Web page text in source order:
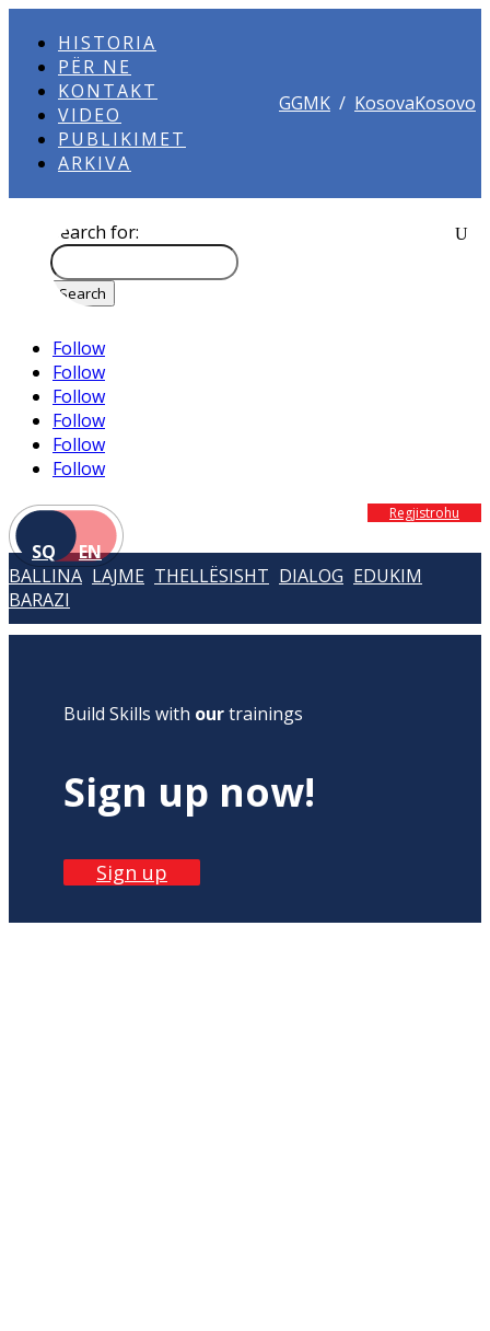
HISTORIA
PËR NE
KONTAKT
VIDEO
PUBLIKIMET
ARKIVA
GGMK / KosovaKosovo
Search for:
Follow
Follow
Follow
Follow
Follow
Follow
SQ EN
Regjistrohu
BALLINA LAJME THELLËSISHT DIALOG EDUKIM
BARAZI
Build Skills with ourtrainings
Sign up now!
Sign up